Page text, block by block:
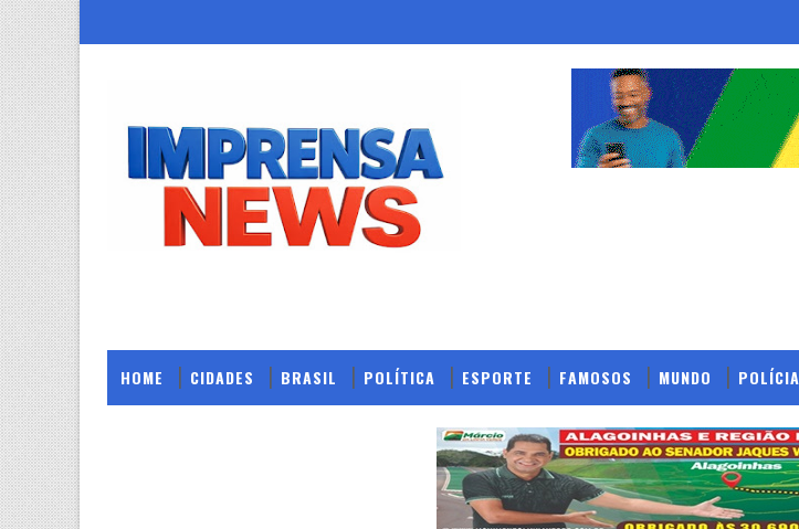
HOME CIDADES BRASIL POLÍTICA ESPORTE FAMOSOS MUNDO POLÍCIA